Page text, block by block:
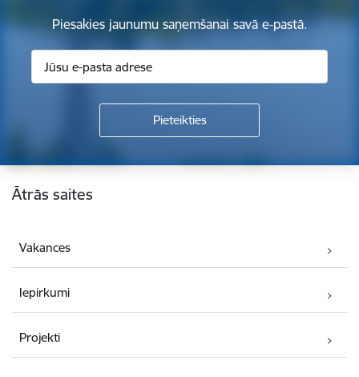
Piesakies jaunumu saņemšanai savā e-pastā.
Kājene
Ātrās saites
Vakances
Iepirkumi
Projekti